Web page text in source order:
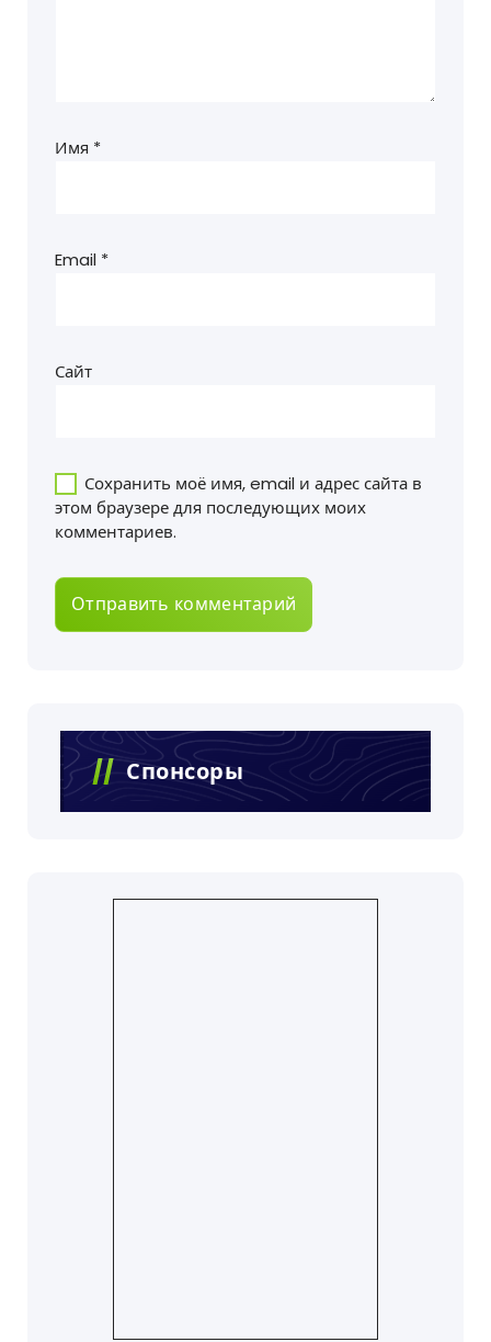
Имя *
Email *
Сайт
Сохранить моё имя, email и адрес сайта в
этом браузере для последующих моих
комментариев.
Спонсоры